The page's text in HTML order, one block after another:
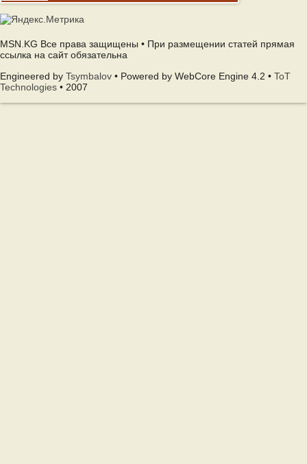
MSN.KG Все права защищены • При размещении статей прямая
ссылка на сайт обязательна
Engineered by Tsymbalov • Powered by WebCore Engine 4.2 • ToT
Technologies • 2007